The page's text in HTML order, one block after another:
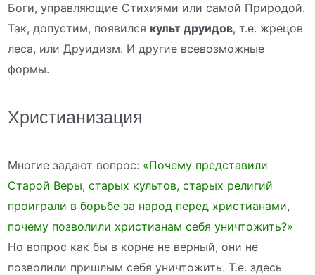
Боги, управляющие Стихиями или самой Природой.
Так, допустим, появился культ друидов, т.е. жрецов
леса, или Друидизм. И другие всевозможные
формы.
Христианизация
Многие задают вопрос: «Почему представили
Старой Веры, старых культов, старых религий
проиграли в борьбе за народ перед христианами,
почему позволили христианам себя уничтожить?»
Но вопрос как бы в корне не верный, они не
позволили пришлым себя уничтожить. Т.е. здесь